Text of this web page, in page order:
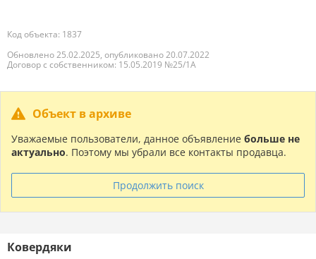
Код объекта: 1837
Обновлено 25.02.2025, опубликовано 20.07.2022
Договор с собственником: 15.05.2019 №25/1А
Объект в архиве
Уважаемые пользователи, данное объявление больше не
актуально. Поэтому мы убрали все контакты продавца.
Продолжить поиск
Ковердяки